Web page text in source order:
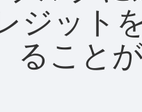
ジット
ること